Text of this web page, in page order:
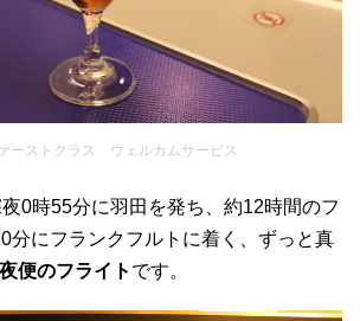
ーストクラス ウェルカムサービス
0時55分に羽田を発ち、約12時間のフ
分にフランクフルトに着く、ずっと真
便のフライト です。